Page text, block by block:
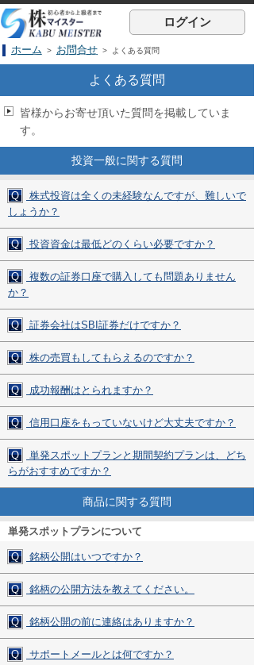
ログイン
ホーム > お問合せ > よくある質問
よくある質問
皆様からお寄せ頂いた質問を掲載していま
す。
投資一般に関する質問
Q
株式投資は全くの未経験なんですが、難しいで
しょうか？
Q 投資資金は最低どのくらい必要ですか？
Q
複数の証券口座で購入しても問題ありません
か？
Q 証券会社はSBI証券だけですか？
Q 株の売買もしてもらえるのですか？
Q 成功報酬はとられますか？
Q 信用口座をもっていないけど大丈夫ですか？
Q
単発スポットプランと期間契約プランは、どち
らがおすすめですか？
商品に関する質問
単発スポットプランについて
Q 銘柄公開はいつですか？
Q 銘柄の公開方法を教えてください。
Q 銘柄公開の前に連絡はありますか？
Q サポートメールとは何ですか？